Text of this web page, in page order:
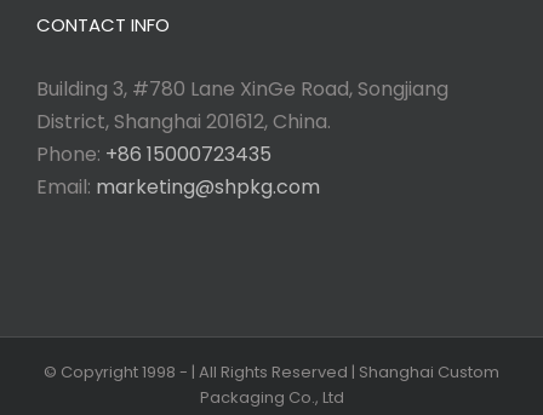
CONTACT INFO
Building 3, #780 Lane XinGe Road, Songjiang
District, Shanghai 201612, China.
Phone: +86 15000723435
Email: marketing@shpkg.com
© Copyright 1998 - | All Rights Reserved | Shanghai Custom
Packaging Co., Ltd